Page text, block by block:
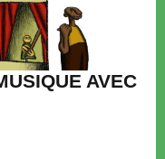
AVEC